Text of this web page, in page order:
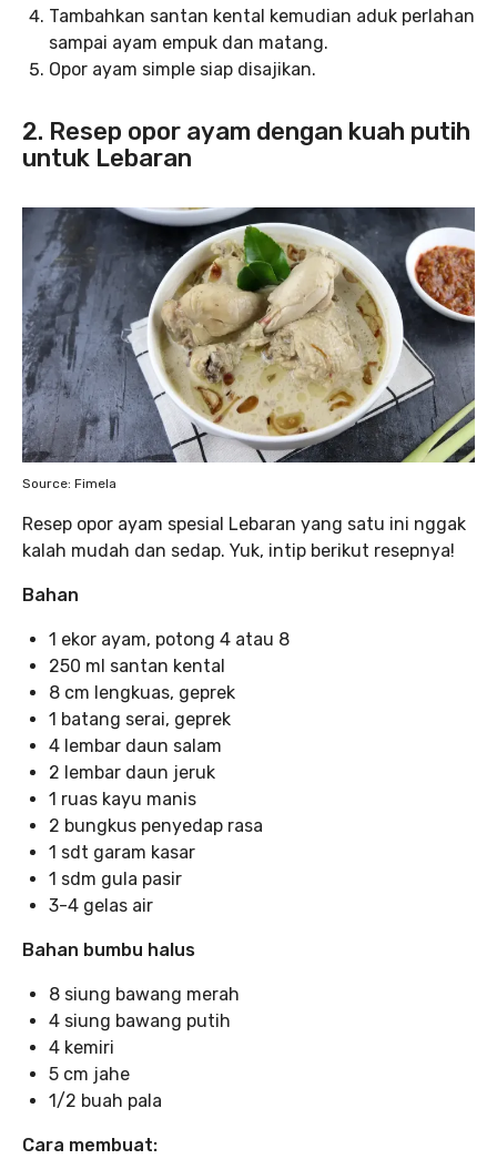
Tambahkan santan kental kemudian aduk perlahan
sampai ayam empuk dan matang.
Opor ayam simple siap disajikan.
2. Resep opor ayam dengan kuah putih
untuk Lebaran
Source: Fimela
Resep opor ayam spesial Lebaran yang satu ini nggak
kalah mudah dan sedap. Yuk, intip berikut resepnya!
Bahan
1 ekor ayam, potong 4 atau 8
250 ml santan kental
8 cm lengkuas, geprek
1 batang serai, geprek
4 lembar daun salam
2 lembar daun jeruk
1 ruas kayu manis
2 bungkus penyedap rasa
1 sdt garam kasar
1 sdm gula pasir
3-4 gelas air
Bahan bumbu halus
8 siung bawang merah
4 siung bawang putih
4 kemiri
5 cm jahe
1/2 buah pala
Cara membuat: